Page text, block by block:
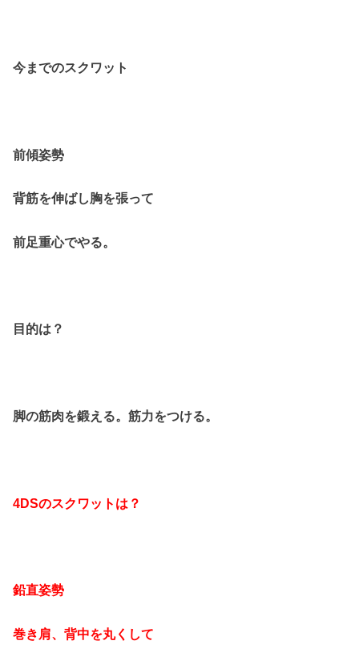
今までのスクワット
前傾姿勢
背筋を伸ばし胸を張って
前足重心でやる。
目的は？
脚の筋肉を鍛える。筋力をつける。
4DSのスクワットは？
鉛直姿勢
巻き肩、背中を丸くして